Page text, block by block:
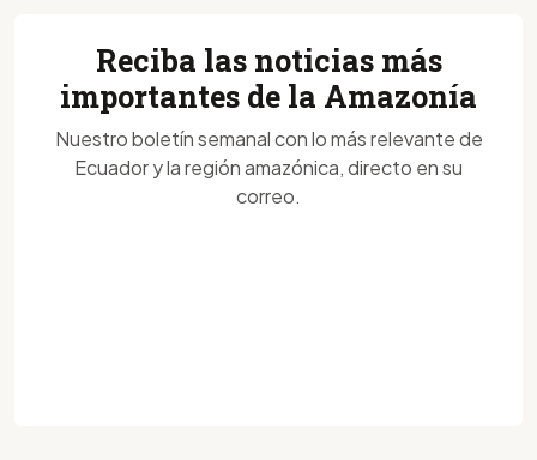
Reciba las noticias más
importantes de la Amazonía
Nuestro boletín semanal con lo más relevante de
Ecuador y la región amazónica, directo en su
correo.